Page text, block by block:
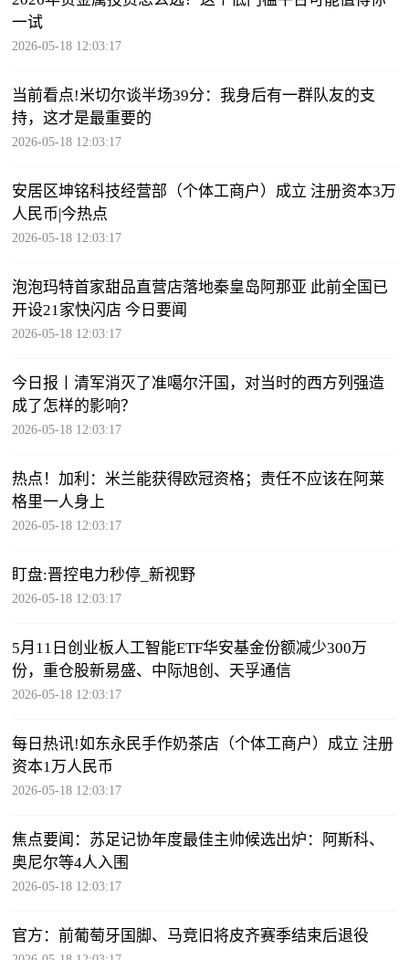
一试
2026-05-18 12:03:17
当前看点!米切尔谈半场39分：我身后有一群队友的支
持，这才是最重要的
2026-05-18 12:03:17
安居区坤铭科技经营部（个体工商户）成立 注册资本3万
人民币|今热点
2026-05-18 12:03:17
泡泡玛特首家甜品直营店落地秦皇岛阿那亚 此前全国已
开设21家快闪店 今日要闻
2026-05-18 12:03:17
今日报丨清军消灭了准噶尔汗国，对当时的西方列强造
成了怎样的影响？
2026-05-18 12:03:17
热点！加利：米兰能获得欧冠资格；责任不应该在阿莱
格里一人身上
2026-05-18 12:03:17
盯盘:晋控电力秒停_新视野
2026-05-18 12:03:17
5月11日创业板人工智能ETF华安基金份额减少300万
份，重仓股新易盛、中际旭创、天孚通信
2026-05-18 12:03:17
每日热讯!如东永民手作奶茶店（个体工商户）成立 注册
资本1万人民币
2026-05-18 12:03:17
焦点要闻：苏足记协年度最佳主帅候选出炉：阿斯科、
奥尼尔等4人入围
2026-05-18 12:03:17
官方：前葡萄牙国脚、马竞旧将皮齐赛季结束后退役